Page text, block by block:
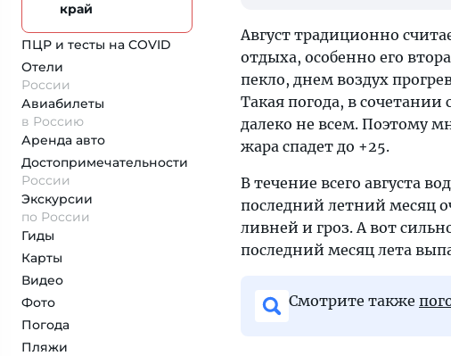
край
ПЦР и тесты на COVID
Отели
России
Авиабилеты
в Россию
Аренда авто
Достопримеча­тельности
России
Экскурсии
по России
Гиды
Карты
Видео
Фото
Погода
Пляжи
Август традиционно
отдыха, особенно его
пекло, днем воздух
Такая погода, в
далеко не всем. Поэтому
жара спадет до +25.
В течение всего августа
последний летний месяц
ливней и гроз. А вот
последний месяц лета
Смотрите также